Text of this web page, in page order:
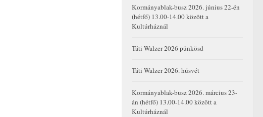
Kormányablak-busz 2026. június 22-én
(hétfő) 13.00-14.00 között a
Kultúrháznál
Táti Walzer 2026 pünkösd
Táti Walzer 2026. húsvét
Kormányablak-busz 2026. március 23-
án (hétfő) 13.00-14.00 között a
Kultúrháznál